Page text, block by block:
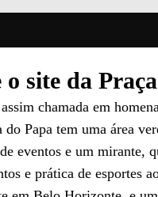
site da
chamada em
Papa tem uma área
eventos e um mirante,
e prática de